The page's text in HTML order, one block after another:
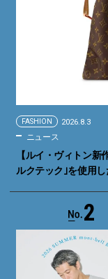
FASHION 2026.8.3
ニュース
【ルイ・ヴィトン
ルクテック｣を使用
2